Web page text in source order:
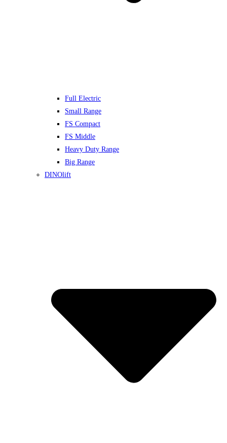
Full Electric
Small Range
FS Compact
FS Middle
Heavy Duty Range
Big Range
DINOlift